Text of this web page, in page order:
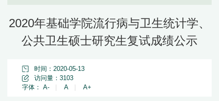
2020年基础学院流行病与卫生统计学、
公共卫生硕士研究生复试成绩公示
时间：2020-05-13
访问量： 3103
字体： A- A A+